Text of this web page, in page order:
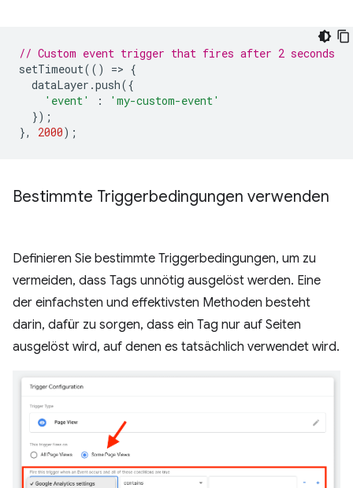
// Custom event trigger that fires after 2 seconds
setTimeout(() => {
dataLayer .push({
'event'
:
'my-custom-event'
});
},
2000);
Bestimmte Triggerbedingungen verwenden
Definieren Sie bestimmte Triggerbedingungen, um zu
vermeiden, dass Tags unnötig ausgelöst werden. Eine
der einfachsten und effektivsten Methoden besteht
darin, dafür zu sorgen, dass ein Tag nur auf Seiten
ausgelöst wird, auf denen es tatsächlich verwendet wird.